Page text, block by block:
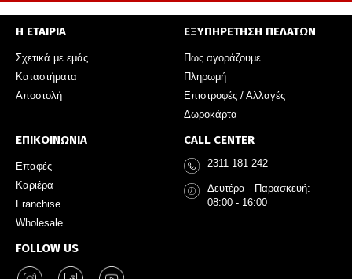
Η ΕΤΑΙΡΙΑ
Σχετικά με εμάς
Καταστήματα
Αποστολή
ΕΞΥΠΗΡΕΤΗΣΗ ΠΕΛΑΤΩΝ
Πως αγοράζουμε
Πληρωμή
Επιστροφές / Αλλαγές
Δωροκάρτα
ΕΠΙΚΟΙΝΩΝΙΑ
Επαφές
Καριέρα
Franchise
Wholesale
FOLLOW US
CALL CENTER
2311 181 242
Δευτέρα - Παρασκευή:
08:00 - 16:00